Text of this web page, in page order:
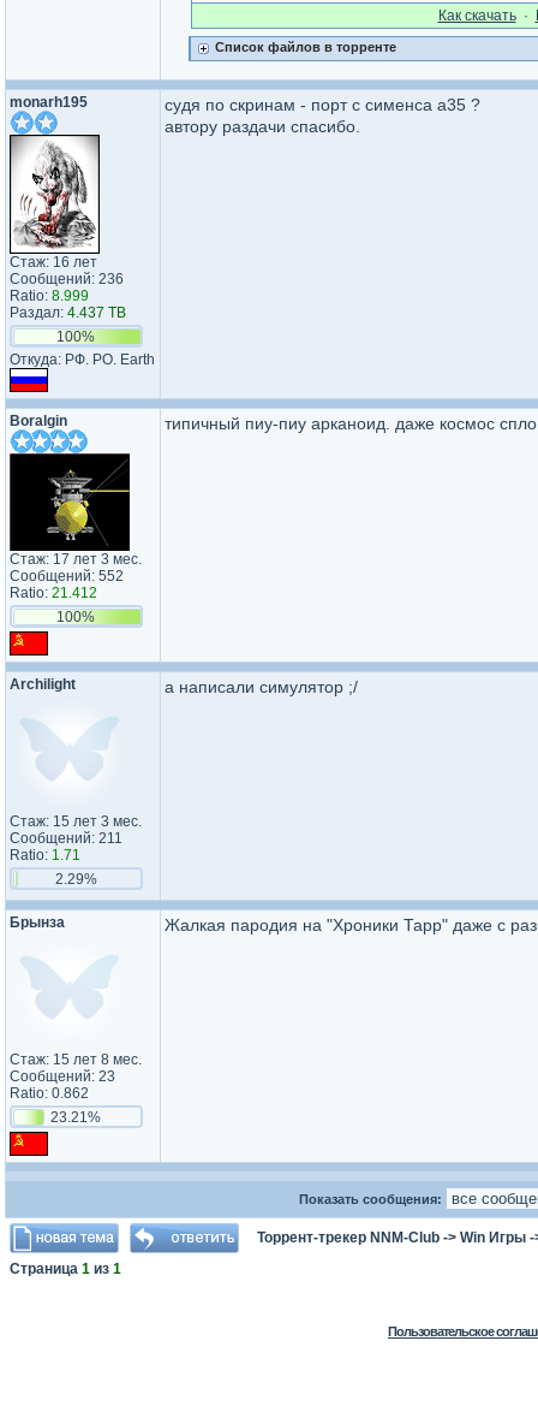
Как cкачать·
Список файлов в торренте
monarh195
Стаж: 16 лет
Сообщений: 236
Ratio: 8.999
Раздал: 4.437 TB
100%
Откуда: РФ. РО. Earth
судя по скринам - порт с сименса а35 ?
автору раздачи спасибо.
Boralgin
Стаж: 17 лет 3 мес.
Сообщений: 552
Ratio: 21.412
100%
типичный пиу-пиу арканоид. даже космос
Archilight
Стаж: 15 лет 3 мес.
Сообщений: 211
Ratio: 1.71
2.29%
а написали симулятор ;/
Брынза
Стаж: 15 лет 8 мес.
Сообщений: 23
Ratio: 0.862
23.21%
Жалкая пародия на "Хроники Тарр" даже с
Показать сообщения:
Торрент-трекер NNM-Club -> Win Игры
Страница 1 из 1
Пользовательское